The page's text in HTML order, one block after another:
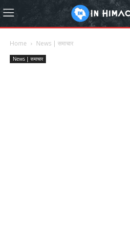
Home News | समाचार
News | समाचार